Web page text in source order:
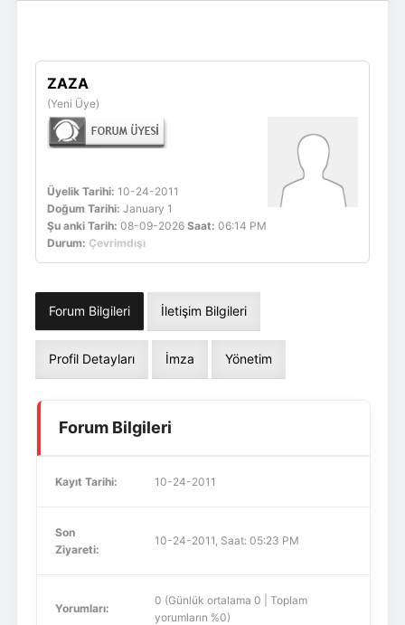
ZAZA
(Yeni Üye)
Üyelik Tarihi: 10-24-2011
Doğum Tarihi: January 1
Şu anki Tarih: 08-09-2026 Saat: 06:14 PM
Durum: Çevrimdışı
Forum Bilgileri İletişim Bilgileri
Profil Detayları İmza Yönetim
Forum Bilgileri
Kayıt Tarihi: 10-24-2011
Son
Ziyareti:
10-24-2011, Saat: 05:23 PM
Yorumları:
0 (Günlük ortalama 0 | Toplam
yorumların %0)